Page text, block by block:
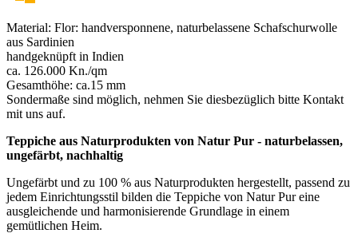
Material: Flor: handversponnene, naturbelassene Schafschurwolle
aus Sardinien
handgeknüpft in Indien
ca. 126.000 Kn./qm
Gesamthöhe: ca.15 mm
Sondermaße sind möglich, nehmen Sie diesbezüglich bitte Kontakt
mit uns auf.
Teppiche aus Naturprodukten von Natur Pur - naturbelassen,
ungefärbt, nachhaltig
Ungefärbt und zu 100 % aus Naturprodukten hergestellt, passend zu
jedem Einrichtungsstil bilden die Teppiche von Natur Pur eine
ausgleichende und harmonisierende Grundlage in einem
gemütlichen Heim.